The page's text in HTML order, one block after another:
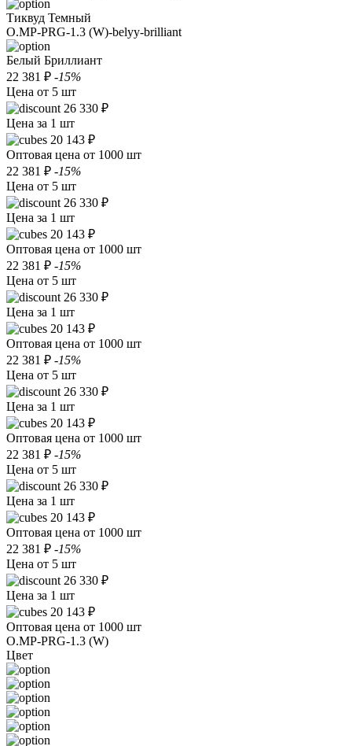
Тиквуд Темный
O.MP-PRG-1.3 (W)-belyy-brilliant
Белый Бриллиант
22 381 ₽ -15%
Цена от 5 шт
26 330 ₽
Цена за 1 шт
20 143 ₽
Оптовая цена от 1000 шт
22 381 ₽ -15%
Цена от 5 шт
26 330 ₽
Цена за 1 шт
20 143 ₽
Оптовая цена от 1000 шт
22 381 ₽ -15%
Цена от 5 шт
26 330 ₽
Цена за 1 шт
20 143 ₽
Оптовая цена от 1000 шт
22 381 ₽ -15%
Цена от 5 шт
26 330 ₽
Цена за 1 шт
20 143 ₽
Оптовая цена от 1000 шт
22 381 ₽ -15%
Цена от 5 шт
26 330 ₽
Цена за 1 шт
20 143 ₽
Оптовая цена от 1000 шт
22 381 ₽ -15%
Цена от 5 шт
26 330 ₽
Цена за 1 шт
20 143 ₽
Оптовая цена от 1000 шт
O.MP-PRG-1.3 (W)
Цвет